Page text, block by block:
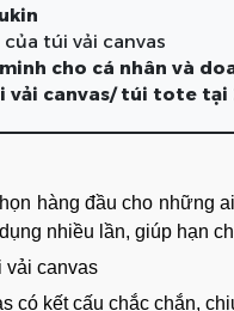
túi vải canvas
cho cá nhân và
vải canvas/ túi tote tại
hàng đầu cho những
nhiều lần, giúp hạn
vải canvas
có kết cấu chắc chắn,